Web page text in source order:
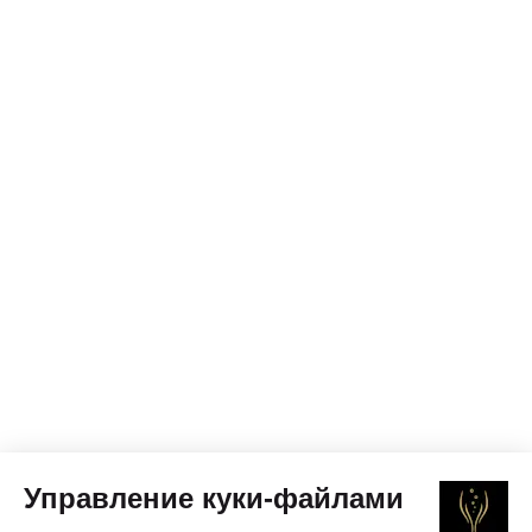
Управление куки-файлами